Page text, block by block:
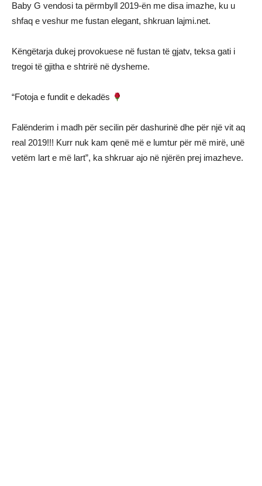
Baby G vendosi ta përmbyll 2019-ën me disa imazhe, ku u
shfaq e veshur me fustan elegant, shkruan lajmi.net.
Këngëtarja dukej provokuese në fustan të gjatv, teksa gati i
tregoi të gjitha e shtrirë në dysheme.
“Fotoja e fundit e dekadës
Falënderim i madh për secilin për dashurinë dhe për një vit aq
real 2019!!! Kurr nuk kam qenë më e lumtur për më mirë, unë
vetëm lart e më lart”, ka shkruar ajo në njërën prej imazheve.